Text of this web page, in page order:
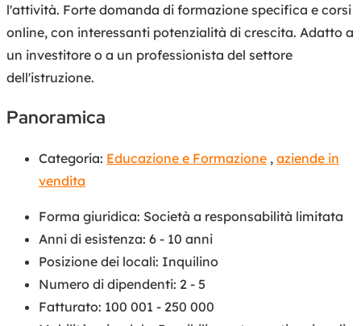
l'attività. Forte domanda di formazione specifica e corsi
online, con interessanti potenzialità di crescita. Adatto a
un investitore o a un professionista del settore
dell'istruzione.
Panoramica
Categoria: Educazione e Formazione , aziende in
vendita
Forma giuridica: Società a responsabilità limitata
Anni di esistenza: 6 - 10 anni
Posizione dei locali: Inquilino
Numero di dipendenti: 2 - 5
Fatturato: 100 001 - 250 000